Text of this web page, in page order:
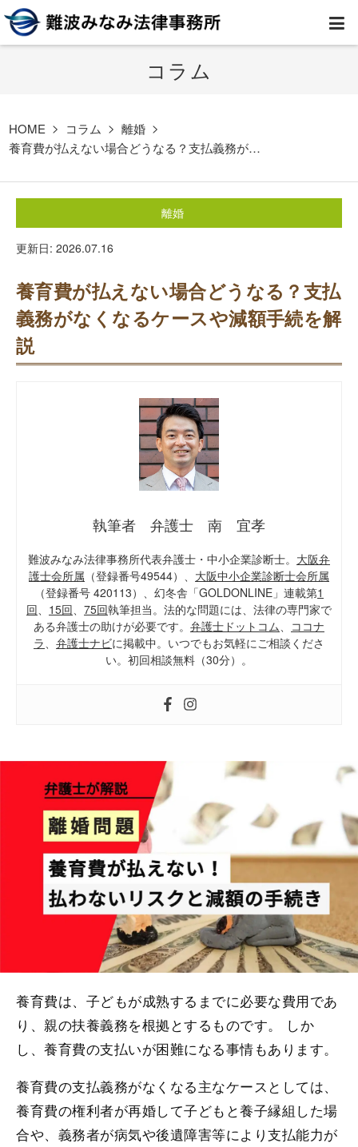
コラム
HOME コラム
離婚
養育費が払えない場合どうなる？支払義務が…
離婚
更新日: 2026.07.16
養育費が払えない場合どうなる？支払
義務がなくなるケースや減額手続を解
説
執筆者 弁護士 南 宜孝
難波みなみ法律事務所代表弁護士・中小企業診断士。 大阪弁
護士会所属 （登録番号49544）、 大阪中小企業診断士会所属
（登録番号 420113）、幻冬舎「GOLDONLINE」連載第1
回、 15回、 75回執筆担当。法的な問題には、法律の専門家で
ある弁護士の助けが必要です。 弁護士ドットコム、 ココナ
ラ、 弁護士ナビに掲載中。いつでもお気軽にご相談くださ
い。初回相談無料（30分）。
養育費は、子どもが成熟するまでに必要な費用であ
り、親の扶養義務を根拠とするものです。 しか
し、養育費の支払いが困難になる事情もあります。
養育費の支払義務がなくなる主なケースとしては、
養育費の権利者が再婚して子どもと養子縁組した場
合や、義務者が病気や後遺障害等により支払能力が
HOME
取扱業務
費用